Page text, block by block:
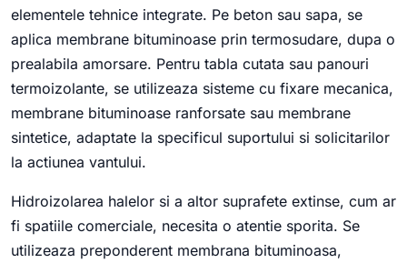
elementele tehnice integrate. Pe beton sau sapa, se
aplica membrane bituminoase prin termosudare, dupa o
prealabila amorsare. Pentru tabla cutata sau panouri
termoizolante, se utilizeaza sisteme cu fixare mecanica,
membrane bituminoase ranforsate sau membrane
sintetice, adaptate la specificul suportului si solicitarilor
la actiunea vantului.
Hidroizolarea halelor si a altor suprafete extinse, cum ar
fi spatiile comerciale, necesita o atentie sporita. Se
utilizeaza preponderent membrana bituminoasa,